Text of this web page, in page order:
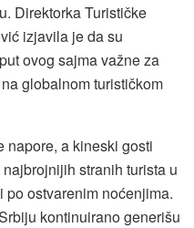
Direktorka Turističke
izjavila je da su
ovog sajma važne za
globalnom turističkom
napore, a kineski gosti
stranih turista u
ostvarenim noćenjima.
kontinuirano generišu